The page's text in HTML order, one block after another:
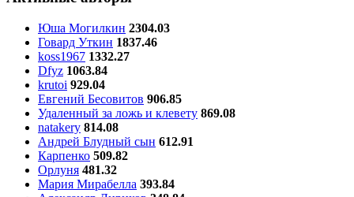
Юша Могилкин 2304.03
Говард Уткин 1837.46
koss1967 1332.27
Dfyz 1063.84
krutoi 929.04
Евгений Бесовитов 906.85
Удаленный за ложь и клевету 869.08
natakery 814.08
Андрей Блудный сын 612.91
Карпенко 509.82
Орлуня 481.32
Мария Мирабелла 393.84